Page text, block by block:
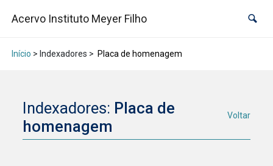
Acervo Instituto Meyer Filho
Início > Indexadores > Placa de homenagem
Indexadores: Placa de
homenagem
Voltar